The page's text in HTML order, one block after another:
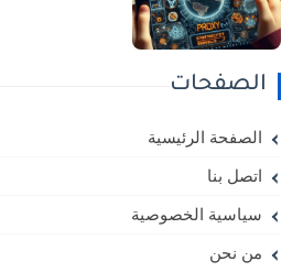
الصفحات
الصفحة الرئيسية
اتصل بنا
سياسية الخصوصية
من نحن